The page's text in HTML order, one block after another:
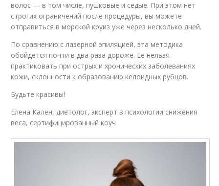
волос — в том числе, пушковые и седые. При этом нет
строгих ограничений после процедуры, вы можете
отправиться в морской круиз уже через несколько дней.
По сравнению с лазерной эпиляцией, эта методика
обойдется почти в два раза дороже. Ее нельзя
практиковать при острых и хронических заболеваниях
кожи, склонности к образованию келоидных рубцов.
Будьте красивы!
Елена Кален, диетолог, эксперт в психологии снижения
веса, сертифицированный коуч